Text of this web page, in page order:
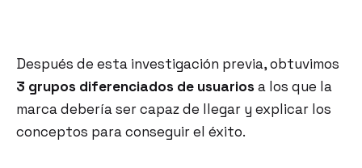
Después de esta investigación previa, obtuvimos
3 grupos diferenciados de usuarios a los que la
marca debería ser capaz de llegar y explicar los
conceptos para conseguir el éxito.